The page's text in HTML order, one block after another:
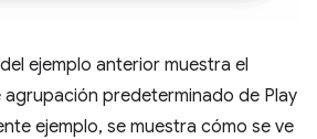
ejemplo anterior muestra el
predeterminado de Play
ejemplo, se muestra cómo se ve